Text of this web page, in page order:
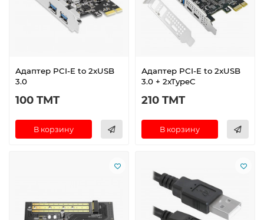
Адаптер PCI-E to 2xUSB
3.0
100 TMT
В корзину
Адаптер PCI-E to 2xUSB
3.0 + 2xTypeC
210 TMT
В корзину